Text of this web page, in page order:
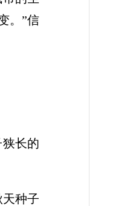
。”信
长的
种子